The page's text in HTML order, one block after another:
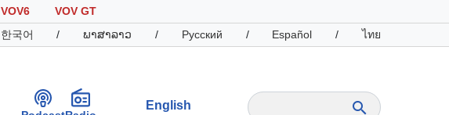
VOV6
VOV GT
한국어 / ພາສາລາວ / Русский / Español / ไทย
English